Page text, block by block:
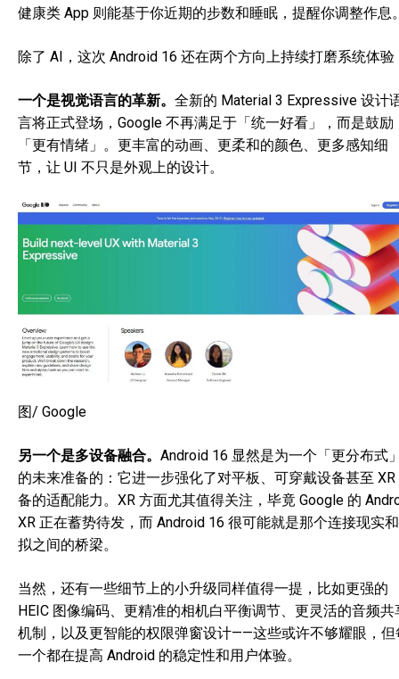
健康类 App 则能基于你近期的步数和睡眠，提醒你调整作息
除了 AI，这次 Android 16 还在两个方向上持续打磨系统体验
一个是视觉语言的革新。 全新的 Material 3 Expressive 设计
言将正式登场，Google 不再满足于「统一好看」，而是鼓励
「更有情绪」。更丰富的动画、更柔和的颜色、更多感知细
节，让 UI 不只是外观上的设计。
图/ Google
另一个是多设备融合。 Android 16 显然是为一个「更分布式
的未来准备的：它进一步强化了对平板、可穿戴设备甚至 XR
备的适配能力。XR 方面尤其值得关注，毕竟 Google 的
XR 正在蓄势待发，而 Android 16 很可能就是那个连接现实
拟之间的桥梁。
当然，还有一些细节上的小升级同样值得一提，比如更强的
HEIC 图像编码、更精准的相机白平衡调节、更灵活的音频共
机制，以及更智能的权限弹窗设计——这些或许不够耀眼，但
一个都在提高 Android 的稳定性和用户体验。